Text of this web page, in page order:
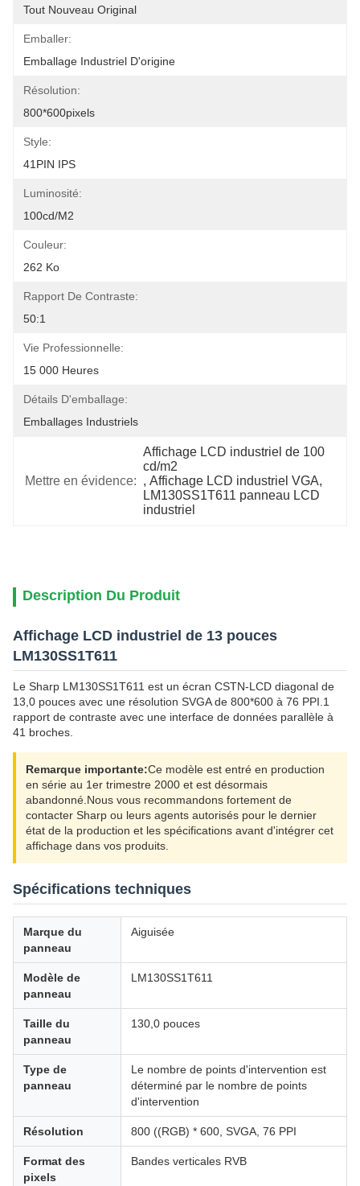
Tout Nouveau Original
Emballer:
Emballage Industriel D'origine
Résolution:
800*600pixels
Style:
41PIN IPS
Luminosité:
100cd/m2
Couleur:
262 Ko
Rapport De Contraste:
50:1
Vie Professionnelle:
15 000 Heures
Détails D'emballage:
Emballages Industriels
Mettre en évidence:
Affichage LCD industriel de 100
cd/m2
, Affichage LCD industriel VGA,
LM130SS1T611 panneau LCD
industriel
Description Du Produit
Affichage LCD industriel de 13 pouces
LM130SS1T611
Le Sharp LM130SS1T611 est un écran CSTN-LCD diagonal de
13,0 pouces avec une résolution SVGA de 800*600 à 76 PPI.1
rapport de contraste avec une interface de données parallèle à
41 broches.
Remarque importante:Ce modèle est entré en production
en série au 1er trimestre 2000 et est désormais
abandonné.Nous vous recommandons fortement de
contacter Sharp ou leurs agents autorisés pour le dernier
état de la production et les spécifications avant d'intégrer cet
affichage dans vos produits.
Spécifications techniques
Marque du
panneau
Aiguisée
Modèle de
panneau
LM130SS1T611
Taille du
panneau
130,0 pouces
Type de
panneau
Le nombre de points d'intervention est
déterminé par le nombre de points
d'intervention
Résolution 800 ((RGB) * 600, SVGA, 76 PPI
Format des
pixels
Bandes verticales RVB